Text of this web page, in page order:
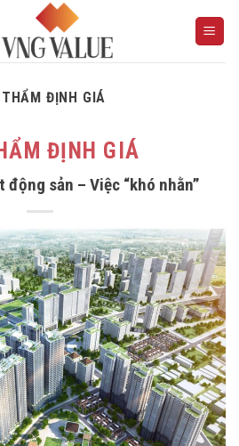
ĐỊNH GIÁ
ĐỊNH GIÁ
sản – Việc “khó nhằn”